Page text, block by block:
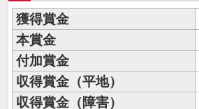
獲得賞金
本賞金
付加賞金
収得賞金（平地）
収得賞金（障害）